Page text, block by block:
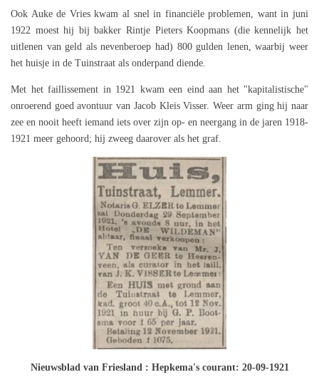
Ook Auke de Vries kwam al snel in financiële problemen, want in juni
1922 moest hij bij bakker Rintje Pieters Koopmans (die kennelijk het
uitlenen van geld als nevenberoep had) 800 gulden lenen, waarbij weer
het huisje in de Tuinstraat als onderpand diende.
Met het faillissement in 1921 kwam een eind aan het "kapitalistische"
onroerend goed avontuur van Jacob Kleis Visser. Weer arm ging hij naar
zee en nooit heeft iemand iets over zijn op- en neergang in de jaren 1918-
1921 meer gehoord; hij zweeg daarover als het graf.
Nieuwsblad van Friesland : Hepkema's courant: 20-09-1921